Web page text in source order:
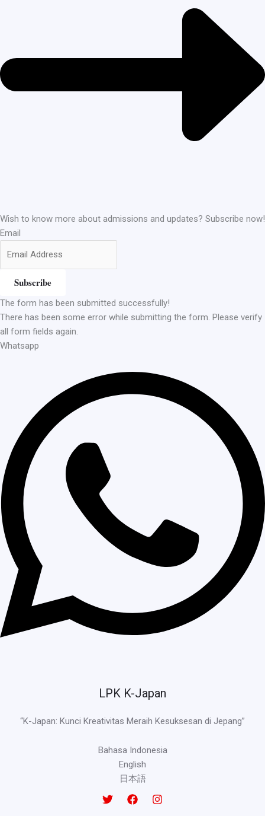
Wish to know more about admissions and updates? Subscribe now!
Email
Subscribe
The form has been submitted successfully!
There has been some error while submitting the form. Please verify
all form fields again.
Whatsapp
LPK K-Japan
“K-Japan: Kunci Kreativitas Meraih Kesuksesan di Jepang”
Bahasa Indonesia
English
日本語